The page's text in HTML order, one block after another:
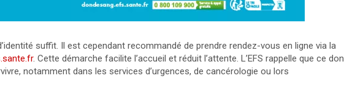
suffit. Il est cependant recommandé de prendre rendez-vous en ligne via la
. Cette démarche facilite l’accueil et réduit l’attente. L’EFS rappelle que ce don
notamment dans les services d’urgences, de cancérologie ou lors